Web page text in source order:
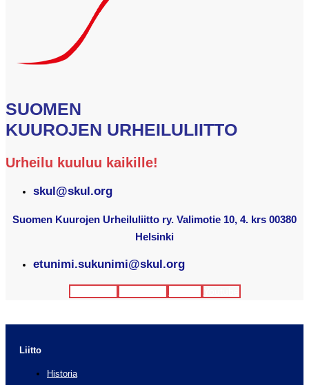
SUOMEN
KUUROJEN URHEILULIITTO
Urheilu kuuluu kaikille!
skul@skul.org
Suomen Kuurojen Urheiluliitto ry. Valimotie 10, 4. krs 00380
Helsinki
etunimi.sukunimi@skul.org
Liitto
Historia